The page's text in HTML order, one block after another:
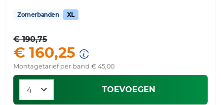
Zomerbanden XL
€ 190,75
€ 160,25
Montagetarief per band € 45,00
TOEVOEGEN